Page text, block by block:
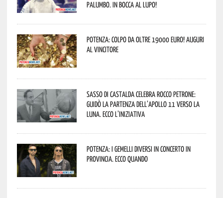
Palumbo. In bocca al lupo!
Potenza: colpo da oltre 19000 Euro! Auguri
al vincitore
Sasso di Castalda celebra Rocco Petrone:
guidò la partenza dell’Apollo 11 verso la
Luna. Ecco l’iniziativa
Potenza: i Gemelli DiVersi in concerto in
provincia. Ecco quando